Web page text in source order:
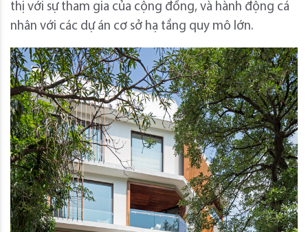
thị với sự tham gia của cộng đồng, và hành động cá
nhân với các dự án cơ sở hạ tầng quy mô lớn.